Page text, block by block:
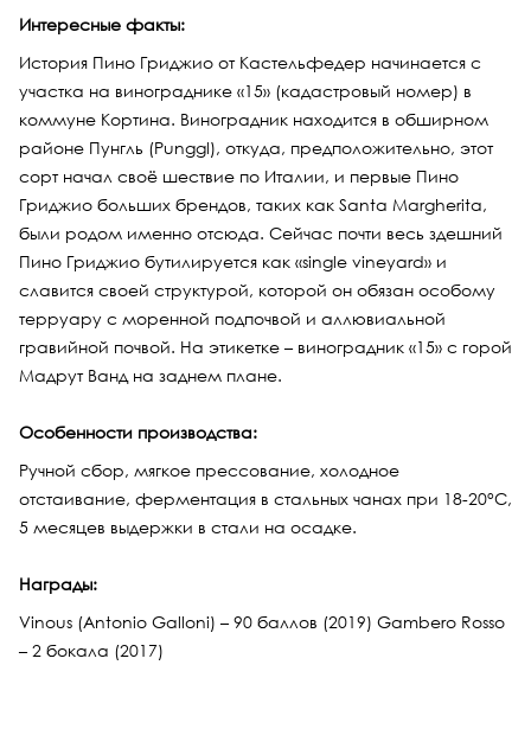
Интересные факты:
История Пино Гриджио от Кастельфедер начинается с
участка на винограднике «15» (кадастровый номер) в
коммуне Кортина. Виноградник находится в обширном
районе Пунгль (Punggl), откуда, предположительно, этот
сорт начал своё шествие по Италии, и первые Пино
Гриджио больших брендов, таких как Santa Margherita,
были родом именно отсюда. Сейчас почти весь здешний
Пино Гриджио бутилируется как «single vineyard» и
славится своей структурой, которой он обязан особому
терруару с моренной подпочвой и аллювиальной
гравийной почвой. На этикетке – виноградник «15» с горой
Мадрут Ванд на заднем плане.
Особенности производства:
Ручной сбор, мягкое прессование, холодное
отстаивание, ферментация в стальных чанах при 18-20°С,
5 месяцев выдержки в стали на осадке.
Награды:
Vinous (Antonio Galloni) – 90 баллов (2019) Gambero Rosso
– 2 бокала (2017)